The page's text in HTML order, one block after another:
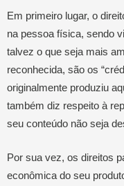
Em primeiro lugar, o
na pessoa física, sendo
talvez o que seja mais
reconhecida, são os
originalmente produziu
também diz respeito à
seu conteúdo não seja
Por sua vez, os direitos
econômica do seu